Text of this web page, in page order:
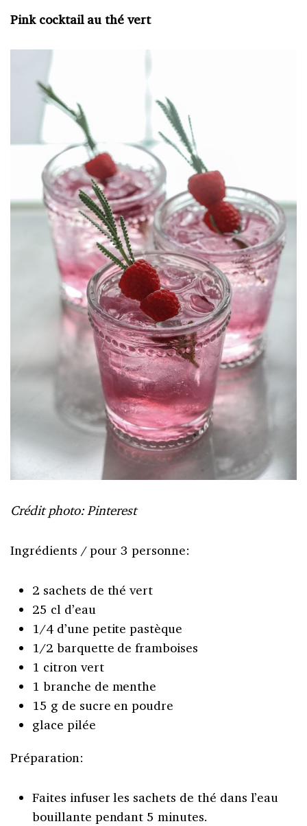
Pink cocktail au thé vert
Crédit photo: Pinterest
Ingrédients / pour 3 personne:
2 sachets de thé vert
25 cl d’eau
1/4 d’une petite pastèque
1/2 barquette de framboises
1 citron vert
1 branche de menthe
15 g de sucre en poudre
glace pilée
Préparation:
Faites infuser les sachets de thé dans l’eau
bouillante pendant 5 minutes.